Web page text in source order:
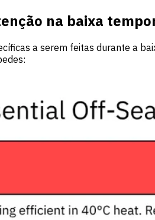
na baixa
a serem feitas durante a